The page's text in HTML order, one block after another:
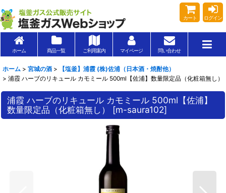
カート ログイン
ホーム 商品一覧 ご利用案内 マイページ 問い合わせ
ホーム > 宮城の酒 >
【塩釜】浦霞 (株)佐浦（日本酒・焼酎他）
> 浦霞 ハーブのリキュール カモミール 500ml【佐浦】数量限定品（化粧箱無し）
浦霞 ハーブのリキュール カモミール 500ml【佐浦】
数量限定品（化粧箱無し）
[m-saura102]